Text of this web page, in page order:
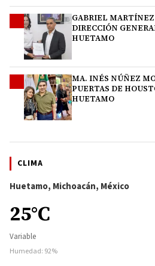
GABRIEL
DIRECCIÓN
HUETAMO
MA. INÉS NÚÑEZ
PUERTAS DE
HUETAMO
CLIMA
Huetamo, Michoacán, México
25°C
Variable
Humedad: 92%